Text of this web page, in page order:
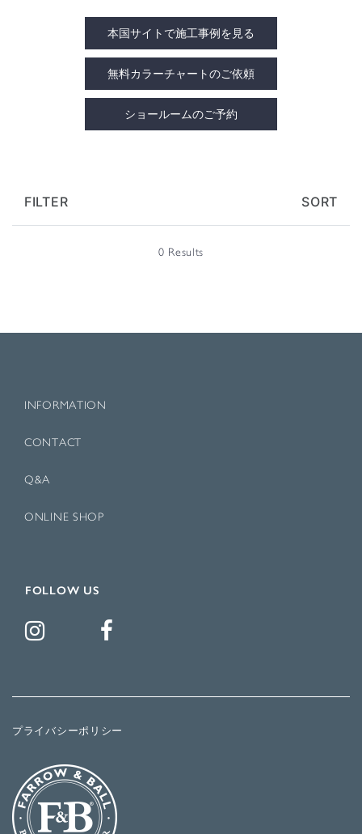
本国サイトで施工事例を見る
無料カラーチャートのご依頼
ショールームのご予約
FILTER SORT
0 Results
INFORMATION
CONTACT
Q&A
ONLINE SHOP
FOLLOW US
プライバシーポリシー